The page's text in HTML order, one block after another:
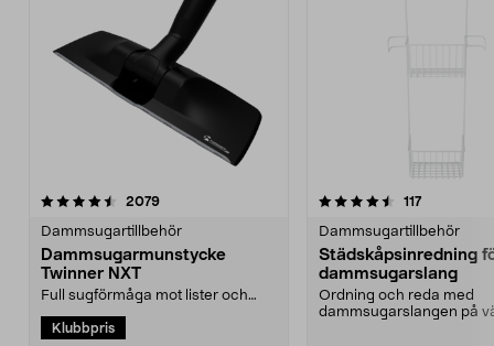
2079recensioner
Dammsugartillbehör
Dammsugarmunstycke
Twinner NXT
Full sugförmåga mot lister och
Dammsugarmunstycke som
Klubbpris
4.5 av 5 stjärnor 117recensioner
Dammsugartillbehör
Städskåpsinredning
dammsugarslang
Ordning och reda med
dammsugarslangen på
4.0 av 5 stjärnor